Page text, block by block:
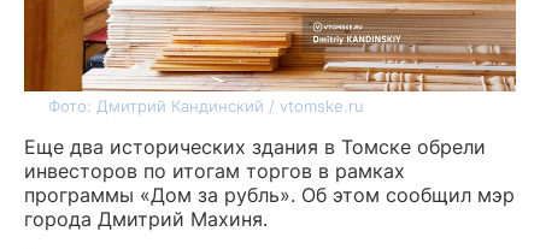
Фото: Дмитрий Кандинский / vtomske.ru
Еще два исторических здания в Томске обрели
инвесторов по итогам торгов в рамках
программы «Дом за рубль». Об этом сообщил мэр
города Дмитрий Махиня.